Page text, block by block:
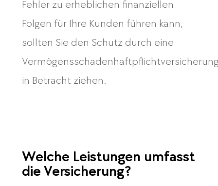
Fehler zu erheblichen finanziellen
Folgen für Ihre Kunden führen kann,
sollten Sie den Schutz durch eine
in Betracht ziehen.
Welche Leistungen umfasst
die Versicherung?